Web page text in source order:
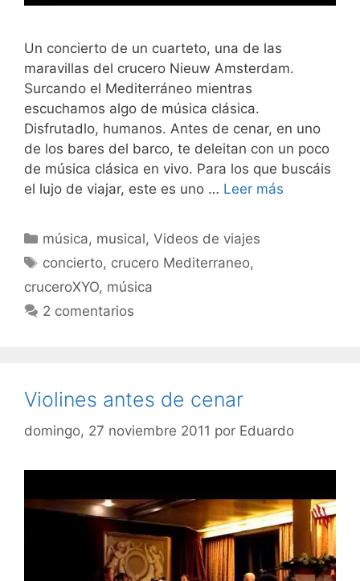
Un concierto de un cuarteto, una de las
maravillas del crucero Nieuw Amsterdam.
Surcando el Mediterráneo mientras
escuchamos algo de música clásica.
Disfrutadlo, humanos. Antes de cenar, en uno
de los bares del barco, te deleitan con un poco
de música clásica en vivo. Para los que buscáis
el lujo de viajar, este es uno … Leer más
Categorías
música, musical,Videos de viajes
Etiquetas
concierto, crucero Mediterraneo,
cruceroXYO, música
2 comentarios
Violines antes de cenar
domingo, 27 noviembre 2011 por Eduardo